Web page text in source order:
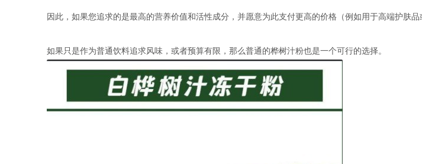
因此，如果您追求的是最高的营养价值和活性成分，并愿意为此支付更高的价格（例如用于高端护肤
如果只是作为普通饮料追求风味，或者预算有限，那么普通的桦树汁粉也是一个可行的选择。